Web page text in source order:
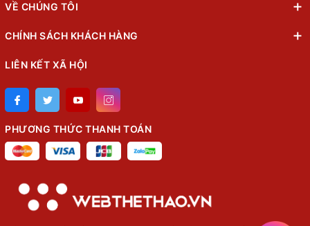
VỀ CHÚNG TÔI
CHÍNH SÁCH KHÁCH HÀNG
LIÊN KẾT XÃ HỘI
PHƯƠNG THỨC THANH TOÁN